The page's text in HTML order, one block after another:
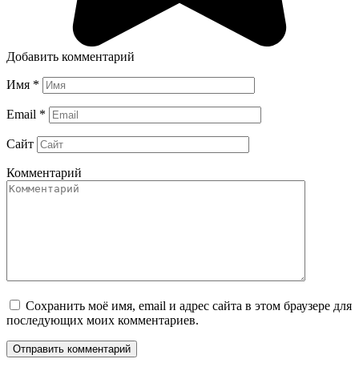
Добавить комментарий
Имя *
Email *
Сайт
Комментарий
Сохранить моё имя, email и адрес сайта в этом браузере для
последующих моих комментариев.